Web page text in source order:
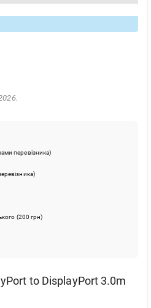
перевізника)
(200 грн)
to DisplayPort 3.0m